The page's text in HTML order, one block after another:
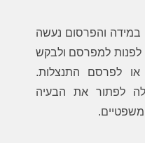
במידה והפרסום נעשה
לפנות למפרסם ולבקש
לפרסם התנצלות.
לפתור את הבעיה
משפטיים.